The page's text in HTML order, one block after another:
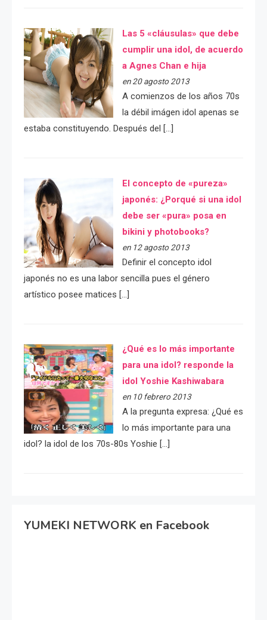
Las 5 «cláusulas» que debe
cumplir una idol, de acuerdo
a Agnes Chan e hija
en 20 agosto 2013
A comienzos de los años 70s
la débil imágen idol apenas se
estaba constituyendo. Después del […]
El concepto de «pureza»
japonés: ¿Porqué si una idol
debe ser «pura» posa en
bikini y photobooks?
en 12 agosto 2013
Definir el concepto idol
japonés no es una labor sencilla pues el género
artístico posee matices […]
¿Qué es lo más importante
para una idol? responde la
idol Yoshie Kashiwabara
en 10 febrero 2013
A la pregunta expresa: ¿Qué es
lo más importante para una
idol? la idol de los 70s-80s Yoshie […]
YUMEKI NETWORK en Facebook